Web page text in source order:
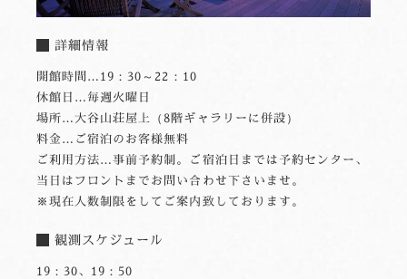
詳細情報
開館時間…19：30～22：10
休館日…毎週火曜日
場所…大谷山荘屋上（8階ギャラリーに併設）
料金…ご宿泊のお客様無料
ご利用方法…事前予約制。ご宿泊日までは予約センター、
当日はフロントまでお問い合わせ下さいませ。
※現在人数制限をしてご案内致しております。
観測スケジュール
19：30、19：50